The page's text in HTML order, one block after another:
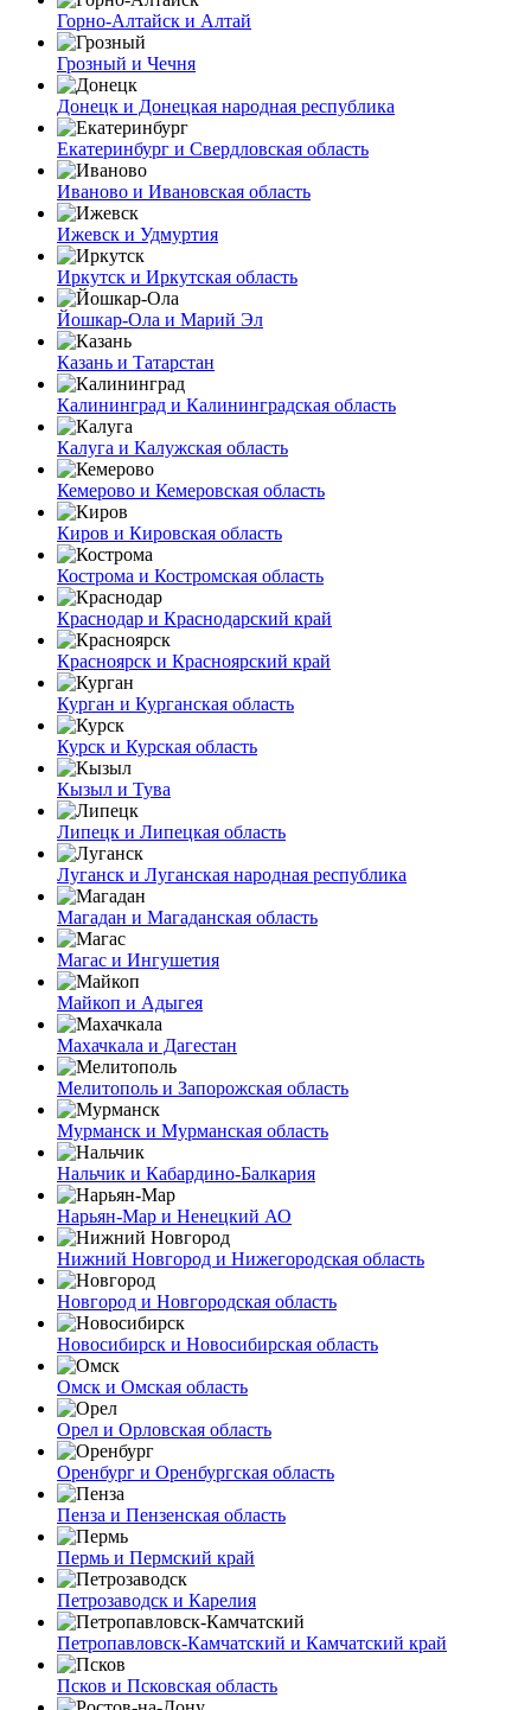
Горно-Алтайск и Алтай
Грозный и Чечня
Донецк и Донецкая народная республика
Екатеринбург и Свердловская область
Иваново и Ивановская область
Ижевск и Удмуртия
Иркутск и Иркутская область
Йошкар-Ола и Марий Эл
Казань и Татарстан
Калининград и Калининградская область
Калуга и Калужская область
Кемерово и Кемеровская область
Киров и Кировская область
Кострома и Костромская область
Краснодар и Краснодарский край
Красноярск и Красноярский край
Курган и Курганская область
Курск и Курская область
Кызыл и Тува
Липецк и Липецкая область
Луганск и Луганская народная республика
Магадан и Магаданская область
Магас и Ингушетия
Майкоп и Адыгея
Махачкала и Дагестан
Мелитополь и Запорожская область
Мурманск и Мурманская область
Нальчик и Кабардино-Балкария
Нарьян-Мар и Ненецкий АО
Нижний Новгород и Нижегородская область
Новгород и Новгородская область
Новосибирск и Новосибирская область
Омск и Омская область
Орел и Орловская область
Оренбург и Оренбургская область
Пенза и Пензенская область
Пермь и Пермский край
Петрозаводск и Карелия
Петропавловск-Камчатский и Камчатский край
Псков и Псковская область